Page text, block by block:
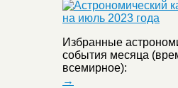
Избранные
события месяца
→